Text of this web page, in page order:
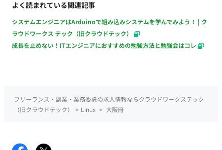
よく読まれている関連記事
システムエンジニアはArduinoで組み込みシステムを学んでみよう！ | ク
ラウドワークス テック（旧クラウドテック）
成長を止めない！ITエンジニアにおすすめの勉強方法と勉強会はコレ
フリーランス・副業・業務委託の求人情報ならクラウドワークステック
（旧クラウドテック）
> Linux > 大阪府